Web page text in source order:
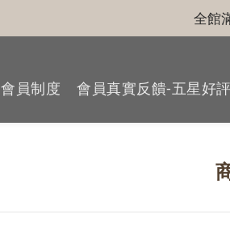
全館
會員制度 會員真實反饋-五星好評